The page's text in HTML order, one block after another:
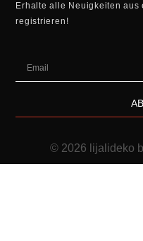
Erhalte alle Neuigkeiten aus
registrieren!
© 2026 lijalideko